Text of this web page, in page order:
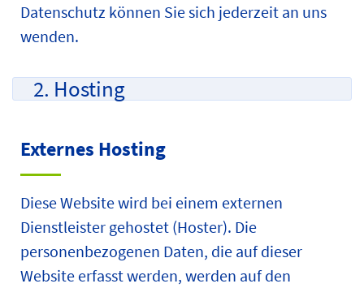
Datenschutz können Sie sich jederzeit an uns
wenden.
2. Hosting
Externes Hosting
Diese Website wird bei einem externen
Dienstleister gehostet (Hoster). Die
personenbezogenen Daten, die auf dieser
Website erfasst werden, werden auf den